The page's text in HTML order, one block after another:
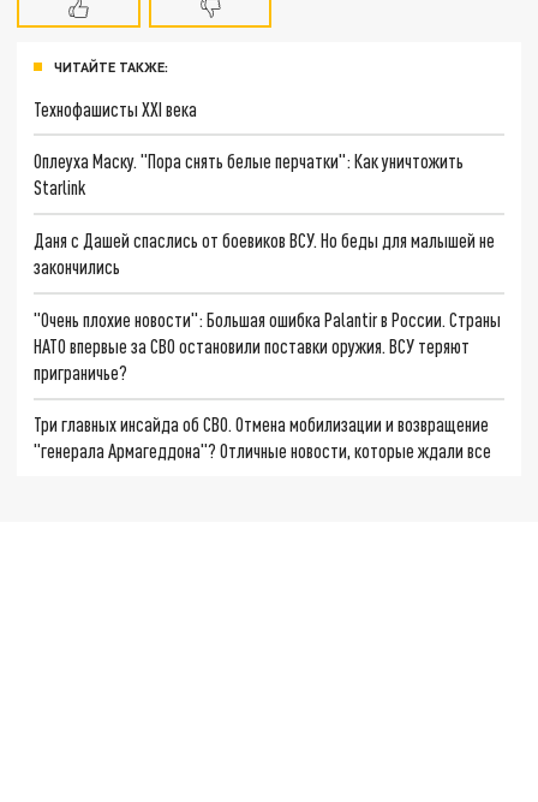
ЧИТАЙТЕ ТАКЖЕ:
Технофашисты XXI века
Оплеуха Маску. "Пора снять белые перчатки": Как уничтожить
Starlink
Даня с Дашей спаслись от боевиков ВСУ. Но беды для малышей не
закончились
"Очень плохие новости": Большая ошибка Palantir в России. Страны
НАТО впервые за СВО остановили поставки оружия. ВСУ теряют
приграничье?
Три главных инсайда об СВО. Отмена мобилизации и возвращение
"генерала Армагеддона"? Отличные новости, которые ждали все